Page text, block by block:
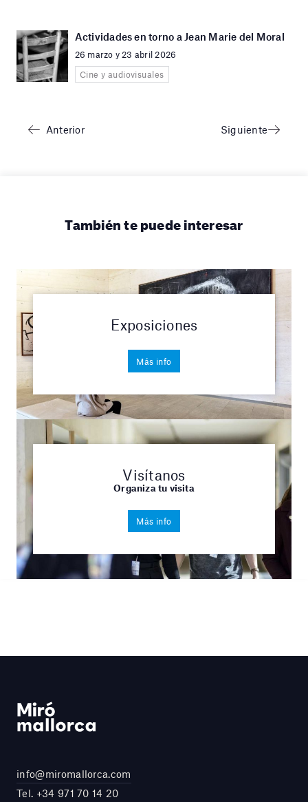
Actividades en torno a Jean Marie del Moral
26 marzo y 23 abril 2026
Cine y audiovisuales
Anterior Siguiente
También te puede interesar
Exposiciones
Más info
Visítanos
Organiza tu visita
Más info
info@miromallorca.com
Tel. +34 971 70 14 20